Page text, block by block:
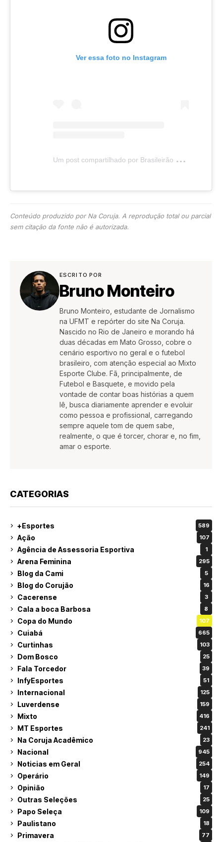
Ver essa foto no Instagram
U
m post compartilhado por Brasileirão Feminino (@brfeminino)
Conteúdo produzido por Na Coruja. A reprodução total ou parcial
sem citação da fonte não é autorizada.
ESCRITO POR
Bruno Monteiro
Bruno Monteiro, estudante de Jornalismo
na UFMT e repórter do site Na Coruja.
Nascido no Rio de Janeiro e morando há
duas décadas em Mato Grosso, cobre o
cenário esportivo no geral e o futebol
brasileiro, com atenção especial ao Mixto
Esporte Clube. Fã, principalmente, de
Futebol e Basquete, e movido pela
vontade de contar boas histórias a quem
lê, busca diariamente aprender e evoluir
como pessoa e profissional, carregando
sempre aquele tom de quem sabe,
realmente, o que é torcer, chorar e, no fim,
amar o esporte.
CATEGORIAS
+Esportes 589
Ação 107
Agência de Assessoria Esportiva 1
Arena Feminina 295
Blog da Cami 5
Blog do Corujão 16
Cacerense 3
Cala a boca Barbosa 8
Copa do Mundo 107
Cuiabá 665
Curtinhas 103
Dom Bosco 25
Fala Torcedor 39
InfyEsportes 51
Internacional 125
Luverdense 159
Mixto 416
MT Esportes 241
Na Coruja Acadêmico 23
Nacional 945
Noticias em Geral 254
Operário 149
Opinião 17
Outras Seleções 25
Papo Seleça 109
Paulistano 18
Primavera 77